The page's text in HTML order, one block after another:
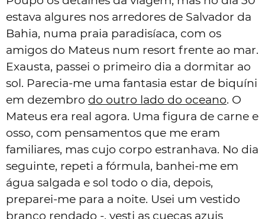
estava algures nos arredores de Salvador da
Bahia, numa praia paradisíaca, com os
amigos do Mateus num resort frente ao mar.
Exausta, passei o primeiro dia a dormitar ao
sol. Parecia-me uma fantasia estar de biquíni
em dezembro do outro lado do oceano. O
Mateus era real agora. Uma figura de carne e
osso, com pensamentos que me eram
familiares, mas cujo corpo estranhava. No dia
seguinte, repeti a fórmula, banhei-me em
água salgada e sol todo o dia, depois,
preparei-me para a noite. Usei um vestido
branco rendado -, vesti as cuecas azuis